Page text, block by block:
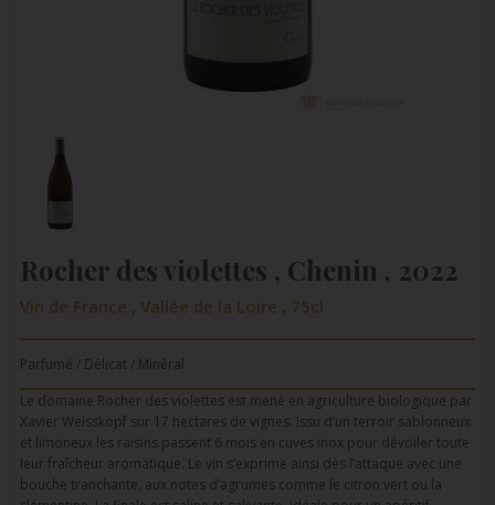
Rocher des violettes , Chenin , 2022
Vin de France , Vallée de la Loire , 75cl
Parfumé / Délicat / Minéral
Le domaine Rocher des violettes est mené en agriculture biologique par
Xavier Weisskopf sur 17 hectares de vignes. Issu d’un terroir sablonneux
et limoneux les raisins passent 6 mois en cuves inox pour dévoiler toute
leur fraîcheur aromatique. Le vin s’exprime ainsi dès l’attaque avec une
bouche tranchante, aux notes d’agrumes comme le citron vert ou la